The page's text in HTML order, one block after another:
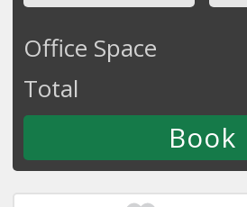
Office Space
Total